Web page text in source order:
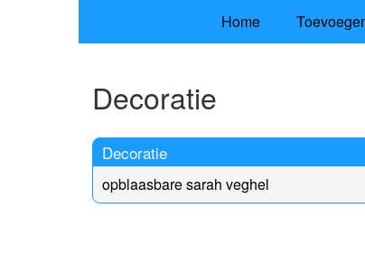
Home
Decoratie
Decoratie
opblaasbare sarah veghel